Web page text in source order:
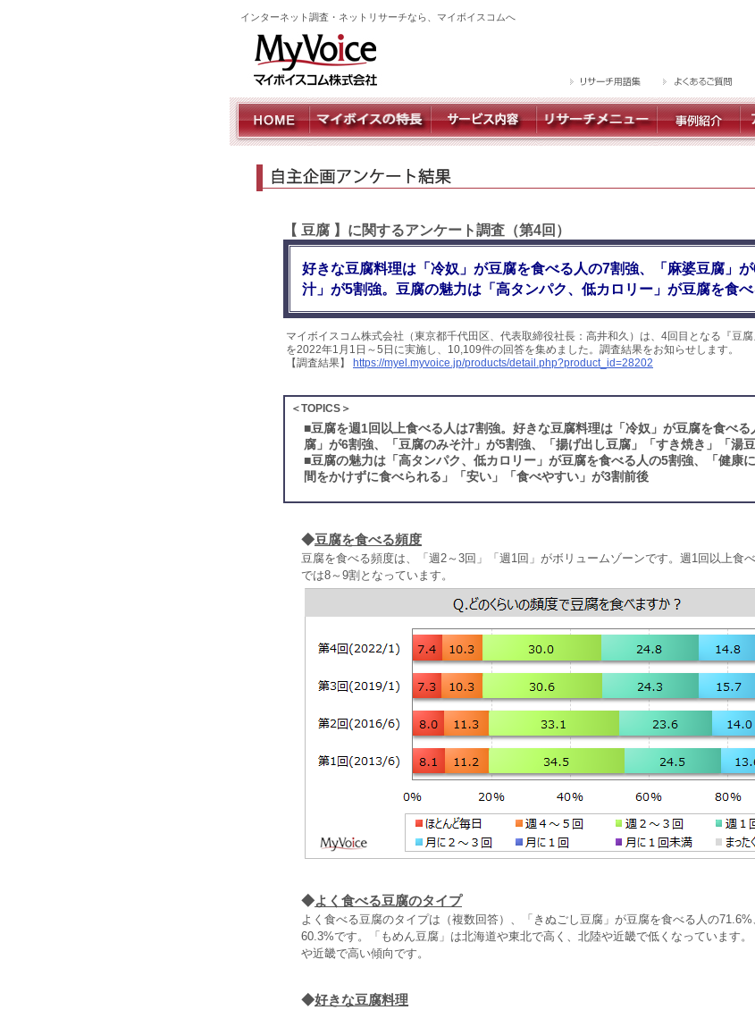
インターネット調査・ネットリサーチなら、マイボイスコムへ
【 豆腐 】に関するアンケート調査（第4回）
好きな豆腐料理は「冷奴」が豆腐を食べる人の7割強、「麻婆豆腐」
汁」が5割強。豆腐の魅力は「高タンパク、低カロリー」が豆腐を食
マイボイスコム株式会社（東京都千代田区、代表取締役社長：高井和久）は、4回目となる『豆
を2022年1月1日～5日に実施し、10,109件の回答を集めました。調査結果をお知らせします。
【調査結果】
https://myel.myvoice.jp/products/detail.php?product_id=28202
＜TOPICS＞
■豆腐を週1回以上食べる人は7割強。好きな豆腐料理は「冷奴」が豆腐を食べ
腐」が6割強、「豆腐のみそ汁」が5割強、「揚げ出し豆腐」「すき焼き」「湯
■豆腐の魅力は「高タンパク、低カロリー」が豆腐を食べる人の5割強、「健康
間をかけずに食べられる」「安い」「食べやすい」が3割前後
◆豆腐を食べる頻度
豆腐を食べる頻度は、「週2～3回」「週1回」がボリュームゾーンです。週1回以上食
では8～9割となっています。
◆よく食べる豆腐のタイプ
よく食べる豆腐のタイプは（複数回答）、「きぬごし豆腐」が豆腐を食べる人の
60.3%です。「もめん豆腐」は北海道や東北で高く、北陸や近畿で低くなっています
や近畿で高い傾向です。
◆好きな豆腐料理